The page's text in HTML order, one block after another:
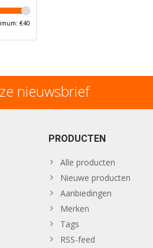
€40
nieuwsbrief
PRODUCTEN
Alle producten
Nieuwe producten
Aanbiedingen
Merken
Tags
RSS-feed